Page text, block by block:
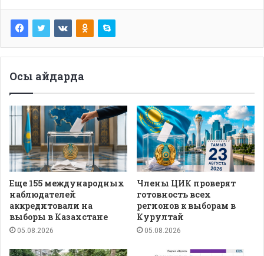
Осы айдарда
Еще 155 международных
наблюдателей
аккредитовали на
выборы в Казахстане
05.08.2026
Члены ЦИК проверят
готовность всех
регионов к выборам в
Курултай
05.08.2026